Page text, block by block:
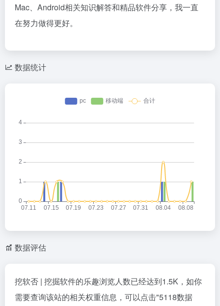
Mac、Android相关知识解答和精品软件分享，我一直
在努力做得更好。
数据统计
数据评估
挖软否 | 挖掘软件的乐趣浏览人数已经达到1.5K，如你
需要查询该站的相关权重信息，可以点击"5118数据